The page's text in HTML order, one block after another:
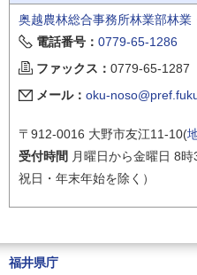
奥越農林総合事務所林業部林業
電話番号： 0779-65-1286
ファックス： 0779-65-1287
メール： oku-
〒912-0016 大野市友江11-10(
受付時間 月曜日から金曜日 8
祝日・年末年始を除く）
福井県庁